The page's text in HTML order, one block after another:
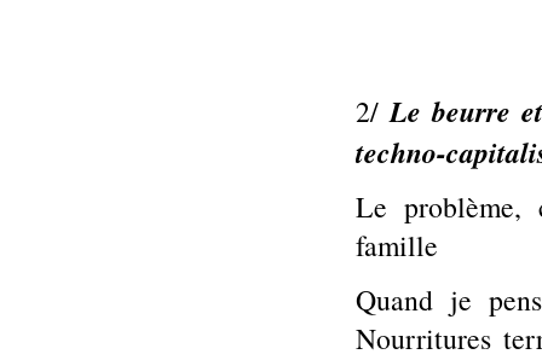
2/Le beurre
techno-
Le
famille
Quand je
Nourritures